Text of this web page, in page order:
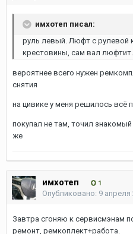
имхотеп писал:
руль левый. Люфт с рулевой
крестовины, сам вал люфтит.
вероятнее всего нужен
снятия
на цивике у меня решилось всё
покупал не там, точил
же
имхотеп 1
Опубликовано: 9 апреля
Завтра сгоняю к сервисмэнам
ремонт, ремкоплект+работа.